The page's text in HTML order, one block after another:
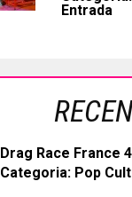
Entrada
Drag Race France
Categoria: Pop